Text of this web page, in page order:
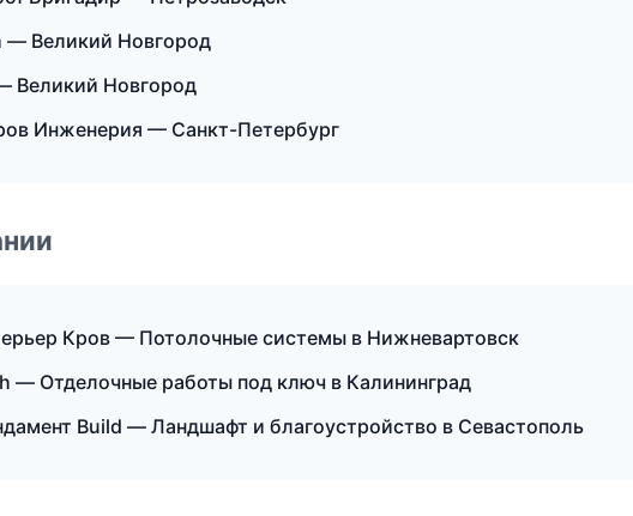
Великий Новгород
Великий Новгород
Инженерия — Санкт-Петербург
Кров — Потолочные системы в Нижневартовск
— Отделочные работы под ключ в Калининград
Build — Ландшафт и благоустройство в Севастополь